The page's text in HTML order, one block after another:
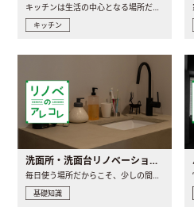
キッチン
洗面所・洗面台リノベーションの事例と間取りアイデア
毎日使う場所だからこそ、少しの間取りの工夫や素材の選び方で..
基礎知識